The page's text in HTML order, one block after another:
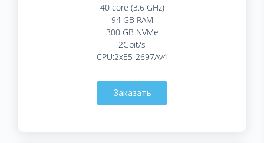
40 core (3.6 GHz)
94 GB RAM
300 GB NVMe
2Gbit/s
CPU:2xE5-2697Av4
Заказать